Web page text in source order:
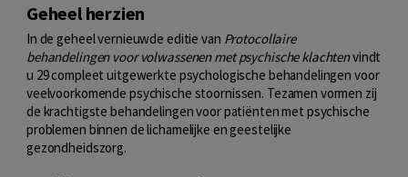
Geheel herzien
In de geheel vernieuwde editie van Protocollaire
behandelingen voor volwassenen met psychische klachtenvindt
u 29 compleet uitgewerkte psychologische behandelingen voor
veelvoorkomende psychische stoornissen. Tezamen vormen zij
de krachtigste behandelingen voor patiënten met psychische
problemen binnen de lichamelijke en geestelijke
gezondheidszorg.